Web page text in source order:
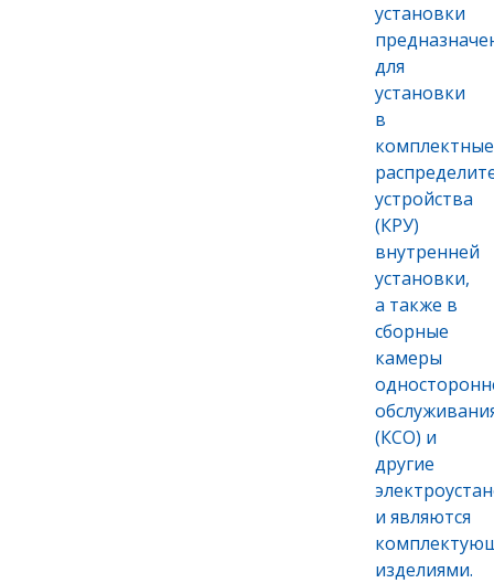
установки
для
установки
в
комплектные
устройства
(КРУ)
внутренней
установки,
а также в
сборные
камеры
(КСО) и
другие
и являются
изделиями.